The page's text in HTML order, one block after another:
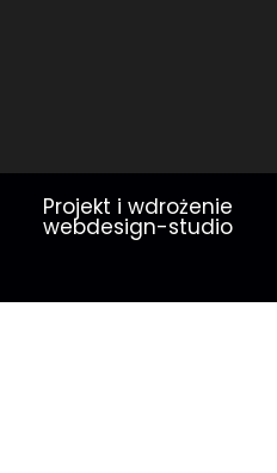
Projekt i wdrożenie
webdesign-studio